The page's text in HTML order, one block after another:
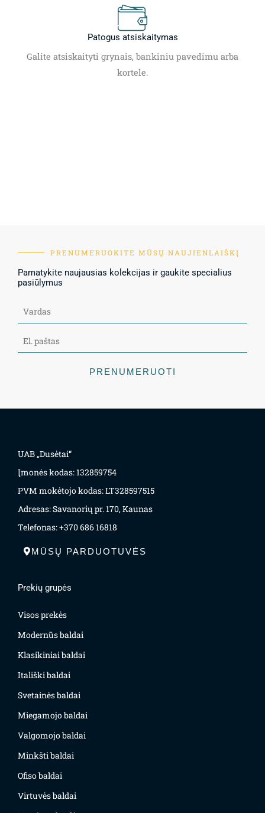
Patogus atsiskaitymas
Galite atsiskaityti grynais, bankiniu pavedimu arba
kortele.
PRENUMERUOKITE MŪSŲ NAUJIENLAIŠKĮ
Pamatykite naujausias kolekcijas ir gaukite specialius
pasiūlymus
PRENUMERUOTI
UAB „Dusėtai“
Įmonės kodas: 132859754
PVM mokėtojo kodas: LT328597515
Adresas: Savanorių pr. 170, Kaunas
Telefonas: +370 686 16818
MŪSŲ PARDUOTUVĖS
Prekių grupės
Visos prekės
Modernūs baldai
Klasikiniai baldai
Itališki baldai
Svetainės baldai
Miegamojo baldai
Valgomojo baldai
Minkšti baldai
Ofiso baldai
Virtuvės baldai